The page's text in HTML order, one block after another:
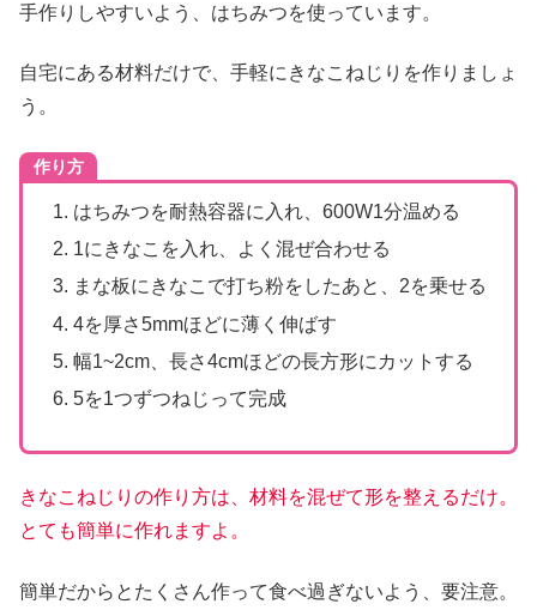
手作りしやすいよう、はちみつを使っています。
自宅にある材料だけで、手軽にきなこねじりを作りましょ
う。
作り方
はちみつを耐熱容器に入れ、600W1分温める
1にきなこを入れ、よく混ぜ合わせる
まな板にきなこで打ち粉をしたあと、2を乗せる
4を厚さ5mmほどに薄く伸ばす
幅1~2cm、長さ4cmほどの長方形にカットする
5を1つずつねじって完成
きなこねじりの作り方は、材料を混ぜて形を整えるだけ。
とても簡単に作れますよ。
簡単だからとたくさん作って食べ過ぎないよう、要注意。